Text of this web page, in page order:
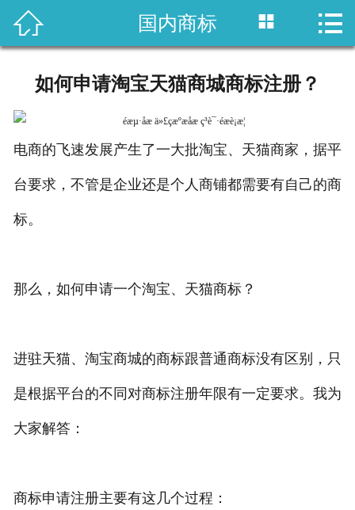
 首页
商标注册
版权登记
关于乐知
专利转让
 国内商标  
如何申请淘宝天猫商城商标注册？
电商的飞速发展产生了一大批淘宝、天猫商家，据平
台要求，不管是企业还是个人商铺都需要有自己的商
标。
那么，如何申请一个淘宝、天猫商标？
进驻天猫、淘宝商城的商标跟普通商标没有区别，只
是根据平台的不同对商标注册年限有一定要求。我为
大家解答：
商标申请注册主要有这几个过程：